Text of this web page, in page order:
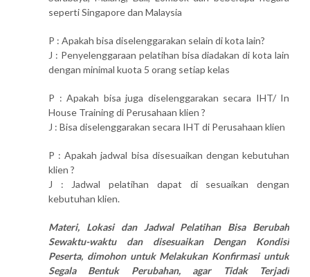
seperti Singapore dan Malaysia
P : Apakah bisa diselenggarakan selain di kota lain?
J : Penyelenggaraan pelatihan bisa diadakan di kota lain
dengan minimal kuota 5 orang setiap kelas
P : Apakah bisa juga diselenggarakan secara IHT/ In
House Training di Perusahaan klien ?
J : Bisa diselenggarakan secara IHT di Perusahaan klien
P : Apakah jadwal bisa disesuaikan dengan kebutuhan
klien ?
J : Jadwal pelatihan dapat di sesuaikan dengan
kebutuhan klien.
Materi, Lokasi dan Jadwal Pelatihan Bisa Berubah
Sewaktu-waktu dan disesuaikan Dengan Kondisi
Peserta, dimohon untuk Melakukan Konfirmasi untuk
Segala Bentuk Perubahan, agar Tidak Terjadi